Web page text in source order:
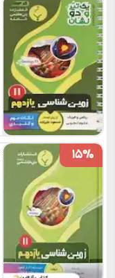
15%
15%